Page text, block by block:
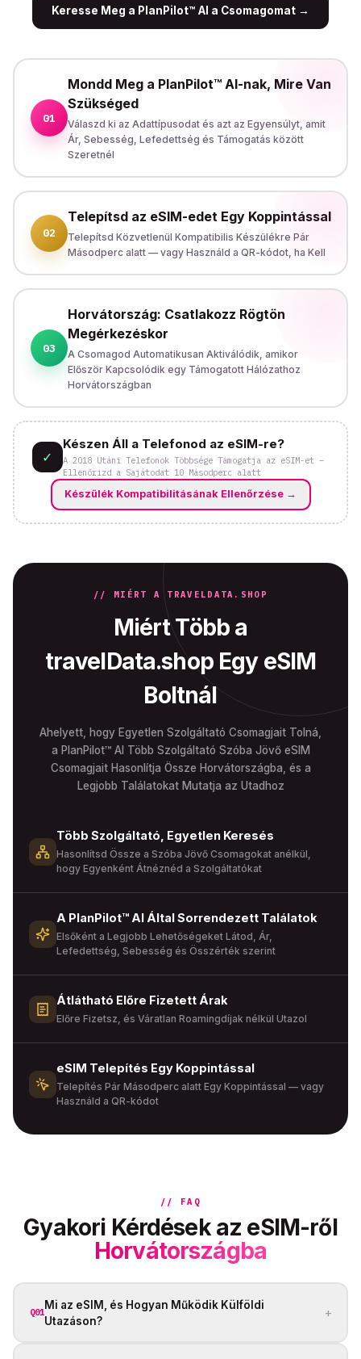
Keresse Meg a PlanPilot™ AI a Csomagomat →
01
Mondd Meg a PlanPilot™ AI-nak, Mire Van
Szükséged
Válaszd ki az Adattípusodat és azt az Egyensúlyt, amit
Ár, Sebesség, Lefedettség és Támogatás között
Szeretnél
02
Telepítsd az eSIM-edet Egy Koppintással
Telepítsd Közvetlenül Kompatibilis Készülékre Pár
Másodperc alatt — vagy Használd a QR-kódot, ha Kell
03
Horvátország: Csatlakozz Rögtön
Megérkezéskor
A Csomagod Automatikusan Aktiválódik, amikor
Először Kapcsolódik egy Támogatott Hálózathoz
Horvátországban
✓
Készen Áll a Telefonod az eSIM-re?
A 2018 Utáni Telefonok Többsége Támogatja az eSIM-et –
Ellenőrizd a Sajátodat 10 Másodperc alatt
Készülék Kompatibilitásának Ellenőrzése →
// MIÉRT A TRAVELDATA.SHOP
Miért Több a
travelData.shop Egy eSIM
Boltnál
Ahelyett, hogy Egyetlen Szolgáltató Csomagjait Tolná,
a PlanPilot™ AI Több Szolgáltató Szóba Jövő eSIM
Csomagjait Hasonlítja Össze Horvátországba, és a
Legjobb Találatokat Mutatja az Utadhoz
Több Szolgáltató, Egyetlen Keresés
Hasonlítsd Össze a Szóba Jövő Csomagokat anélkül,
hogy Egyenként Átnéznéd a Szolgáltatókat
A PlanPilot™ AI Által Sorrendezett Találatok
Elsőként a Legjobb Lehetőségeket Látod, Ár,
Lefedettség, Sebesség és Összérték szerint
Átlátható Előre Fizetett Árak
Előre Fizetsz, és Váratlan Roamingdíjak nélkül Utazol
eSIM Telepítés Egy Koppintással
Telepítés Pár Másodperc alatt Egy Koppintással — vagy
Használd a QR-kódot
// FAQ
Gyakori Kérdések az eSIM-ről
Horvátországba
Q01
Mi az eSIM, és Hogyan Működik Külföldi
Utazáson?
+